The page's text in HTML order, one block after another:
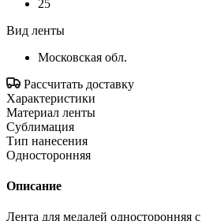
25
Вид ленты
Московская обл.
Рассчитать доставку
Характеристики
Материал ленты
Сублимация
Тип нанесения
Односторонняя
Описание
Лента для медалей односторонняя